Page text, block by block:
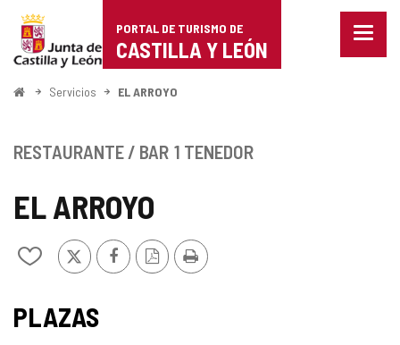
Portal
de
Turismo
Castilla
León
PORTAL DE TURISMO DE
CASTILLA Y LEÓN
Menu
InicioServicios EL ARROYO
EL ARROYO
Añadir/quitar
cuadernos
X FacebookVersión
PDF
Imprimir
RESTAURANTE / BAR 1 TENEDOR
PLAZAS